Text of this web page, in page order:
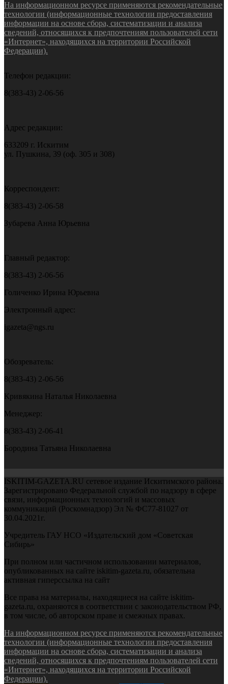
На информационном ресурсе применяются рекомендательные
технологии (информационные технологии предоставления
информации на основе сбора, систематизации и анализа
сведений, относящихся к предпочтениям пользователей сети
«Интернет», находящихся на территории Российской
Федерации).
Телефон редакции:
8(383-43) 2-06-56
Адрес редакции:
633209 г. Искитим
ул. Пушкина, 39 (оф. 305 и 308)
Корреспондент:
8(383-43) 2-06-58
Зубарева Анна Юрьевна
Главный редактор:
8(383-43) 2-06-56
Голиченко Ирина Юрьевна
Электронный адрес:
igazeta@ngs.ru
Обозреватель:
8(383-43) 2-06-56
Кривякина Наталья Николаевна
Менеджер:
8(383-43) 2-06-41
Бородина Татьяна Николаевна
ISKITIM-GAZETA.RU сетевое издание Искитимского района.
Зарегистрировано Федеральной службой по надзору в сфере
связи, информационных технологий и массовых
коммуникаций (Роскомнадзор) Эл № ФС77-81027 от
30.04.2021г.
Учредитель ГАУ НСО «Издательский дом «Советская
Сибирь»
При полном или частичном использовании материалов,
опубликованных на сайте iskitim-gazeta.ru, обязательна
активная гиперссылка на сайт
Все права на материалы, находящиеся на сайте iskitim-
gazeta.ru, охраняются в соответствии с законодательством РФ,
в том числе, об авторском праве и смежных правах.
На информационном ресурсе применяются рекомендательные
технологии (информационные технологии предоставления
информации на основе сбора, систематизации и анализа
сведений, относящихся к предпочтениям пользователей сети
«Интернет», находящихся на территории Российской
Федерации).